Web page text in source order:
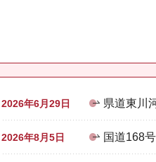
2026年6月29日 県道東川
2026年8月5日 国道168